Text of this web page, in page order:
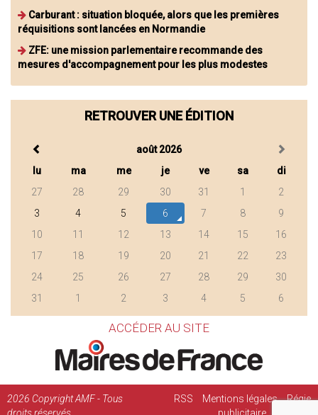
Carburant : situation bloquée, alors que les premières
réquisitions sont lancées en Normandie
ZFE: une mission parlementaire recommande des
mesures d'accompagnement pour les plus modestes
RETROUVER UNE ÉDITION
août 2026
lu
ma me je ve sa
di
27
28 29 30 31 1
2
3
4 5 6 7 8
9
10
11 12 13 14 15
16
17
18 19 20 21 22
23
24
25 26 27 28 29
30
31
1 2 3 4 5 6
ACCÉDER AU SITE
2026 Copyright AMF - Tous
RSS Mentions légales
Régie